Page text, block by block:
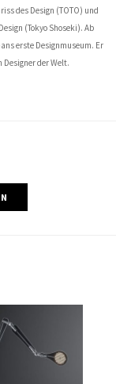
des Design (TOTO) und
(Tokyo Shoseki). Ab
erste Designmuseum. Er
der Welt.